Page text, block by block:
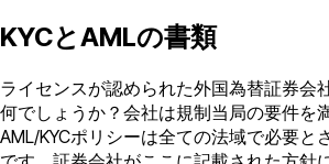
KYCとAMLの書類
ライセンスが認められた外国為替証券会
何でしょうか？会社は規制当局の要件を
AML/KYCポリシーは全ての法域で必要と